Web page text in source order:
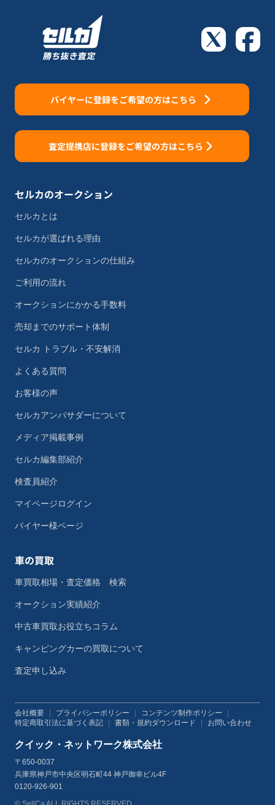
バイヤーに登録をご希望の方はこちら
査定提携店に登録をご希望の方はこちら
セルカのオークション
セルカとは
セルカが選ばれる理由
セルカのオークションの仕組み
ご利用の流れ
オークションにかかる手数料
売却までのサポート体制
セルカ トラブル・不安解消
よくある質問
お客様の声
セルカアンバサダーについて
メディア掲載事例
セルカ編集部紹介
検査員紹介
マイページログイン
バイヤー様ページ
車の買取
車買取相場・査定価格 検索
オークション実績紹介
中古車買取お役立ちコラム
キャンピングカーの買取について
査定申し込み
会社概要 プライバシーポリシー コンテンツ制作ポリシー
特定商取引法に基づく表記
書類・規約ダウンロード お問い合わせ
クイック・ネットワーク株式会社
〒650-0037
兵庫県神戸市中央区明石町44 神戸御幸ビル4F
0120-926-901